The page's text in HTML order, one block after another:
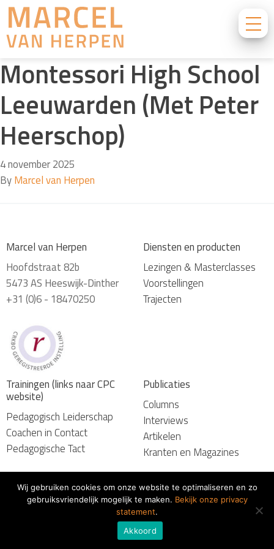
Montessori High School
Leeuwarden (Met Peter
Heerschop)
4 november 2025
ByMarcel van Herpen
Marcel van Herpen
Hoofdstraat 82b
5473 AS Heeswijk-Dinther
+31 (0)6 - 18470250
Diensten en producten
Lezingen & Masterclasses
Voorstellingen
Trajecten
Trainingen (links naar CPC
website)
Pedagogisch Leiderschap
Coachen in Contact
Pedagogische Tact
Publicaties
Columns
Interviews
Artikelen
Kranten en Magazines
© 2026 Marcel van Herpen
Algemene voorwaarden
Wij gebruiken cookies om onze website te optimaliseren en zo
gebruiksvriendelijk mogelijk te maken. Bekijk onze privacy
statement.
Akkoord